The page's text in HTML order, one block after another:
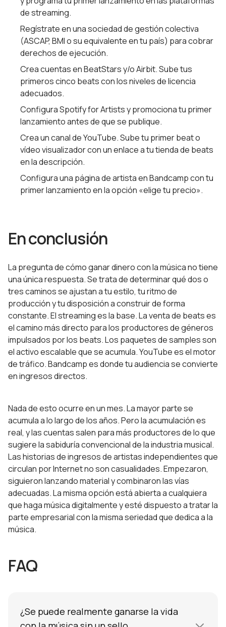
de streaming.
Regístrate en una sociedad de gestión colectiva
(ASCAP, BMI o su equivalente en tu país) para cobrar
derechos de ejecución.
Crea cuentas en BeatStars y/o Airbit. Sube tus
primeros cinco beats con los niveles de licencia
adecuados.
Configura Spotify for Artists y promociona tu primer
lanzamiento antes de que se publique.
Crea un canal de YouTube. Sube tu primer beat o
vídeo visualizador con un enlace a tu tienda de beats
en la descripción.
Configura una página de artista en Bandcamp con tu
primer lanzamiento en la opción «elige tu precio».
En conclusión
La pregunta de cómo ganar dinero con la música no tiene
una única respuesta. Se trata de determinar qué dos o
tres caminos se ajustan a tu estilo, tu ritmo de
producción y tu disposición a construir de forma
constante. El streaming es la base. La venta de beats es
el camino más directo para los productores de géneros
impulsados por los beats. Los paquetes de samples son
el activo escalable que se acumula. YouTube es el motor
de tráfico. Bandcamp es donde tu audiencia se convierte
en ingresos directos.
Nada de esto ocurre en un mes. La mayor parte se
acumula a lo largo de los años. Pero la acumulación es
real, y las cuentas salen para más productores de lo que
sugiere la sabiduría convencional de la industria musical.
Las historias de ingresos de artistas independientes que
circulan por Internet no son casualidades. Empezaron,
siguieron lanzando material y combinaron las vías
adecuadas. La misma opción está abierta a cualquiera
que haga música digitalmente y esté dispuesto a tratar la
parte empresarial con la misma seriedad que dedica a la
música.
FAQ
¿Se puede realmente ganarse la vida